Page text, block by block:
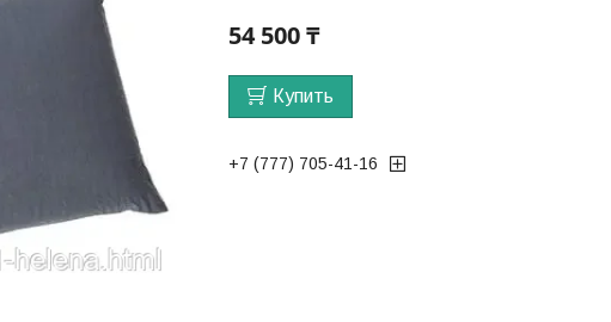
54 500 ₸
Купить
+7 (777) 705-41-16